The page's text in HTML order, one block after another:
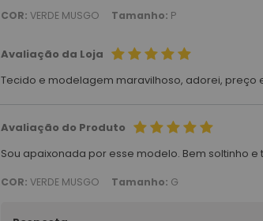
COR: VERDE MUSGO Tamanho: P
Avaliação da Loja
Tecido e modelagem maravilhoso, adorei, preço
Avaliação do Produto
Sou apaixonada por esse modelo. Bem soltinho
COR: VERDE MUSGO Tamanho: G